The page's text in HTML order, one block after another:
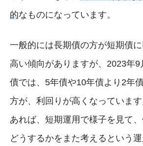
的なものになっています。
一般的には長期債の方が短期債
高い傾向がありますが、2023年9
債では、5年債や10年債より2年
方が、利回りが高くなっていま
あれば、短期運用で様子を見て
どうするかをまた考えるという